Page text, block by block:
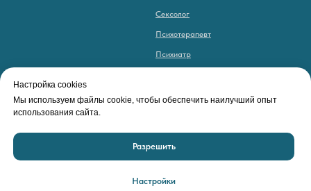
Настройка cookies
Мы используем файлы cookie, чтобы обеспечить наилучший опыт
использования сайта.
Разрешить
Настройки
Сексолог
Психотерапевт
Психиатр
Эндокринолог